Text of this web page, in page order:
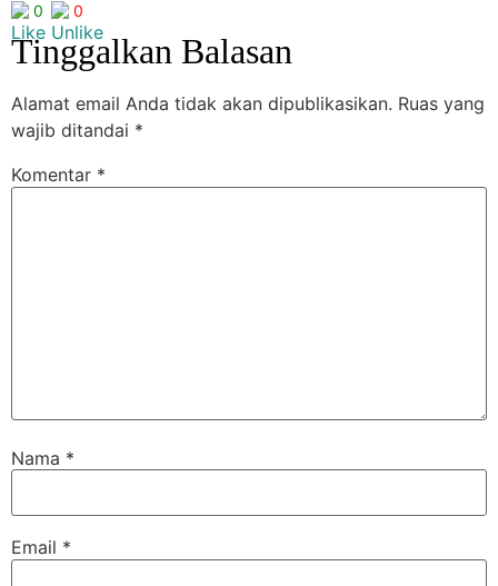
0 0
Tinggalkan Balasan
Alamat email Anda tidak akan dipublikasikan. Ruas yang
wajib ditandai *
Komentar *
Nama *
Email *